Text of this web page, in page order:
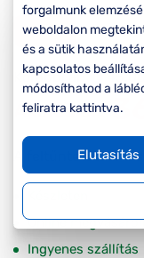
-20%
Korábbi ár:
Akciós ár:
A feltűntetett ár a
Online
Ingyenes szállítás
forgalmunk
weboldalon
és a sütik
kapcsolatos
módosíthatod a
feliratra kattintva.
Elutasítás